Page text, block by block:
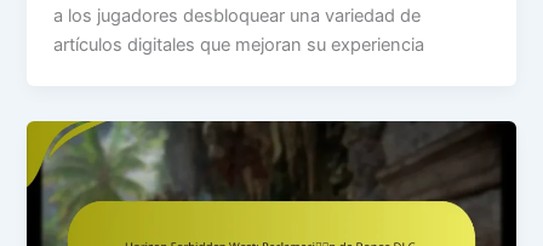
a los jugadores desbloquear una variedad de
artículos digitales que mejoran su experiencia